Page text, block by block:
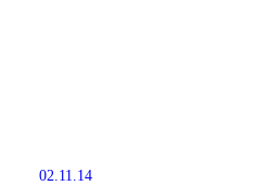
02.11.14